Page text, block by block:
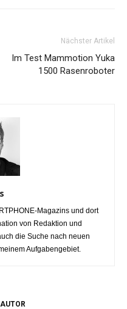
Nächster Artikel
Im Test Mammotion Yuka
1500 Rasenroboter
Magazins und dort
von Redaktion und
die Suche nach neuen
Aufgabengebiet.